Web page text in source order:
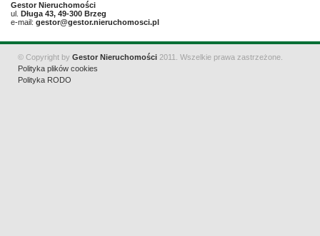
Gestor Nieruchomości
ul. Długa 43, 49-300 Brzeg
e-mail: gestor@gestor.nieruchomosci.pl
© Copyright by Gestor Nieruchomości 2011. Wszelkie prawa zastrzeżone.
Polityka plików cookies
Polityka RODO